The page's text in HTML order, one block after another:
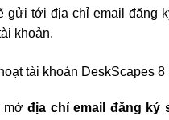
gửi tới địa chỉ email đăng
khoản.
mởđịa chỉ email đăng ký